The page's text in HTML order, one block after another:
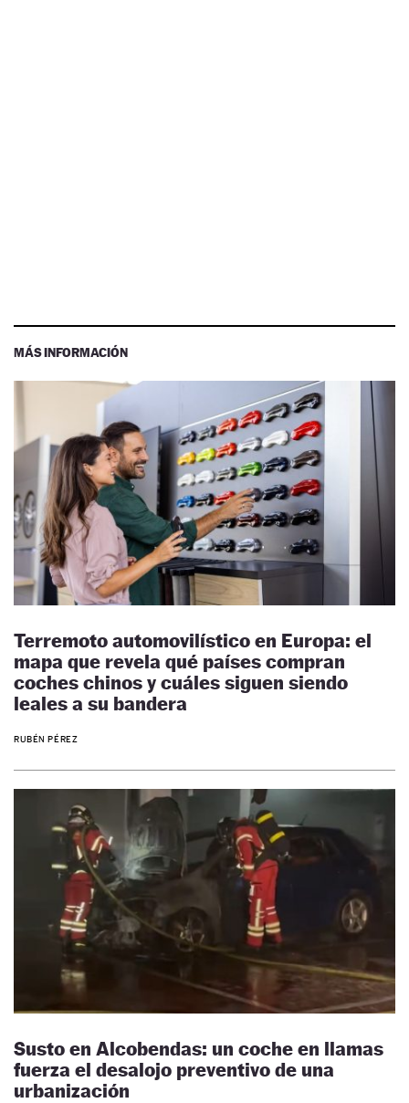
MÁS INFORMACIÓN
Terremoto automovilístico en Europa: el
mapa que revela qué países compran
coches chinos y cuáles siguen siendo
leales a su bandera
RUBÉN PÉREZ
Susto en Alcobendas: un coche en llamas
fuerza el desalojo preventivo de una
urbanización